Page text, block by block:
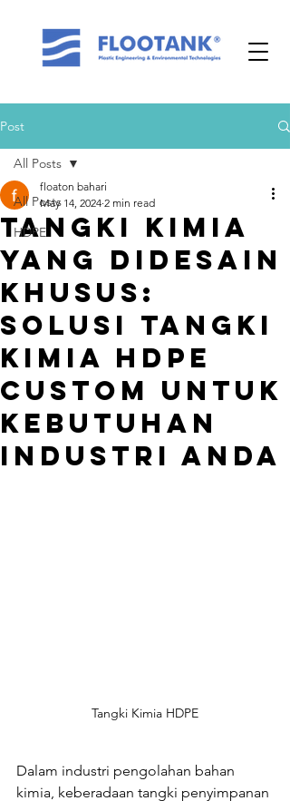
Post
All Posts
HDPE
All Posts
Tangki Kimia
yang Didesain
Khusus:
Solusi Tangki
Kimia HDPE
Custom untuk
Kebutuhan
Industri Anda
floaton bahari
May 14, 2024 2 min read
Tangki Kimia HDPE
Dalam industri pengolahan bahan
kimia, keberadaan tangki penyimpanan